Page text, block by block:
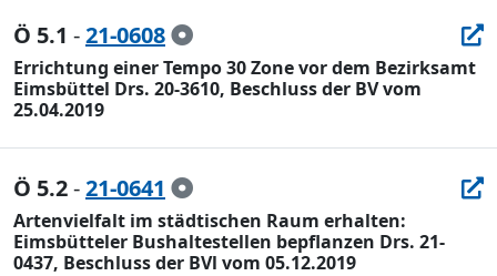
Ö 5.1 -21-0608
Errichtung einer Tempo 30 Zone vor dem Bezirksamt
Eimsbüttel Drs. 20-3610, Beschluss der BV vom
25.04.2019
Ö 5.2-21-0641
Artenvielfalt im städtischen Raum erhalten:
Eimsbütteler Bushaltestellen bepflanzen Drs. 21-
0437, Beschluss der BVl vom 05.12.2019